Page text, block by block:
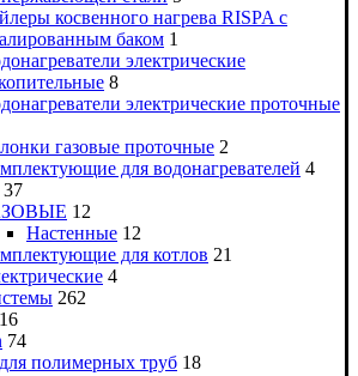
косвенного нагрева RISPA с
баком 1
электрические
8
электрические проточные
газовые проточные 2
для водонагревателей 4
37
12
Настенные 12
для котлов 21
4
262
16
74
полимерных труб 18